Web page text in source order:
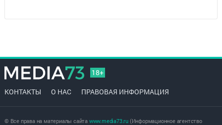
18+
КОНТАКТЫ О НАС ПРАВОВАЯ ИНФОРМАЦИЯ
© Все права на материалы сайта www.media73.ru(Информационное агентство